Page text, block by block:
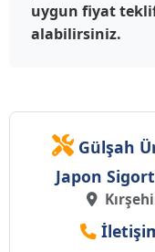
uygun fiyat
alabilirsiniz.
Gülşah
Japon